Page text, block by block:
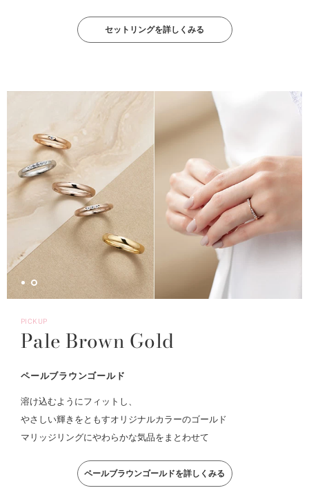
セットリングを詳しくみる
PICKUP
Pale Brown Gold
ペールブラウンゴールド
溶け込むようにフィットし、
やさしい輝きをともすオリジナルカラーのゴールド
マリッジリングにやわらかな気品をまとわせて
ペールブラウンゴールドを詳しくみる